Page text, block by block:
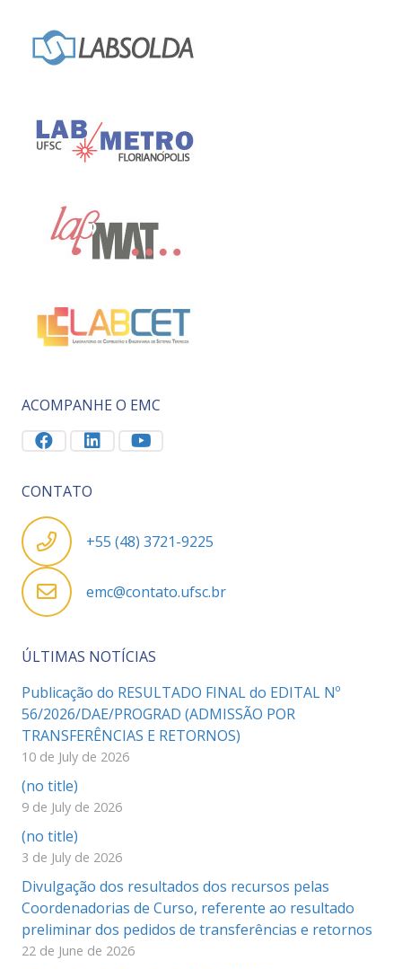
ACOMPANHE O EMC
CONTATO
+55 (48) 3721-9225
emc@contato.ufsc.br
ÚLTIMAS NOTÍCIAS
Publicação do RESULTADO FINAL do EDITAL Nº
56/2026/DAE/PROGRAD (ADMISSÃO POR
TRANSFERÊNCIAS E RETORNOS)
10 de July de 2026
(no title)
9 de July de 2026
(no title)
3 de July de 2026
Divulgação dos resultados dos recursos pelas
Coordenadorias de Curso, referente ao resultado
preliminar dos pedidos de transferências e retornos
22 de June de 2026